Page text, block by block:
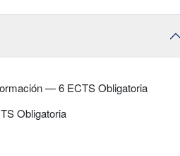
— 6 ECTS Obligatoria
Obligatoria